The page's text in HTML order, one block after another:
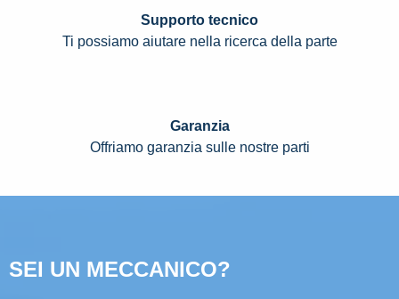
Supporto tecnico
Ti possiamo aiutare nella ricerca della parte
Garanzia
Offriamo garanzia sulle nostre parti
SEI UN MECCANICO?